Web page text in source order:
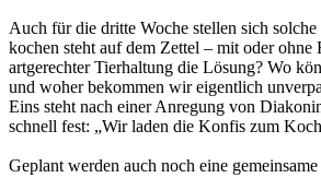
Auch für die dritte Woche stellen sich solche
kochen steht auf dem Zettel – mit oder ohne
artgerechter Tierhaltung die Lösung? Wo
und woher bekommen wir eigentlich
Eins steht nach einer Anregung von
schnell fest: „Wir laden die Konfis zum
Geplant werden auch noch eine